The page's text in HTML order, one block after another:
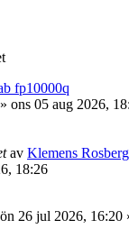
fp10000q
» ons 05 aug 2026,
av Klemens Rosberg
18:26
26 jul 2026, 16:20